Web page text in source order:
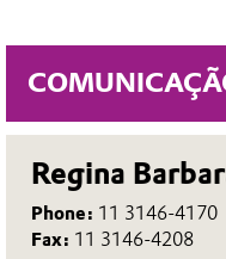
Regina
Phone: 11 3146-4170
Fax: 11 3146-4208